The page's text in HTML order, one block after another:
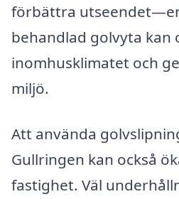
förbättra
behandlad golvyta kan
inomhusklimatet och
miljö.
Att använda
Gullringen kan också
fastighet. Väl